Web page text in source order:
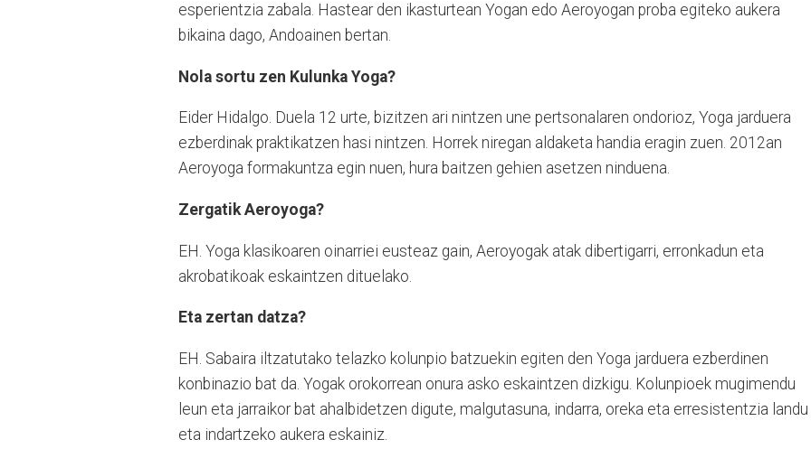
esperientzia zabala. Hastear den ikasturtean Yogan edo Aeroyogan proba egiteko aukera
bikaina dago, Andoainen bertan.
Nola sortu zen Kulunka Yoga?
Eider Hidalgo. Duela 12 urte, bizitzen ari nintzen une pertsonalaren ondorioz, Yoga jarduera
ezberdinak praktikatzen hasi nintzen. Horrek niregan aldaketa handia eragin zuen. 2012an
Aeroyoga formakuntza egin nuen, hura baitzen gehien asetzen ninduena.
Zergatik Aeroyoga?
EH. Yoga klasikoaren oinarriei eusteaz gain, Aeroyogak atak dibertigarri, erronkadun eta
akrobatikoak eskaintzen dituelako.
Eta zertan datza?
EH. Sabaira iltzatutako telazko kolunpio batzuekin egiten den Yoga jarduera ezberdinen
konbinazio bat da. Yogak orokorrean onura asko eskaintzen dizkigu. Kolunpioek mugimendu
leun eta jarraikor bat ahalbidetzen digute, malgutasuna, indarra, oreka eta erresistentzia landu
eta indartzeko aukera eskainiz.